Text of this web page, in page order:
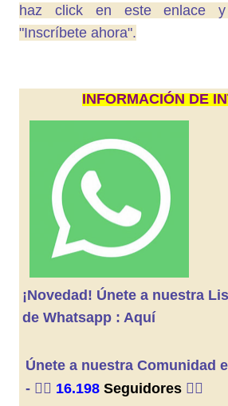
haz click en este enlace
"Inscríbete ahora".
INFORMACIÓN DE
¡Novedad! Únete a nuestra
de Whatsapp : Aquí
Únete a nuestra Comunidad
- 👍🏼 16.198Seguidores👍🏼